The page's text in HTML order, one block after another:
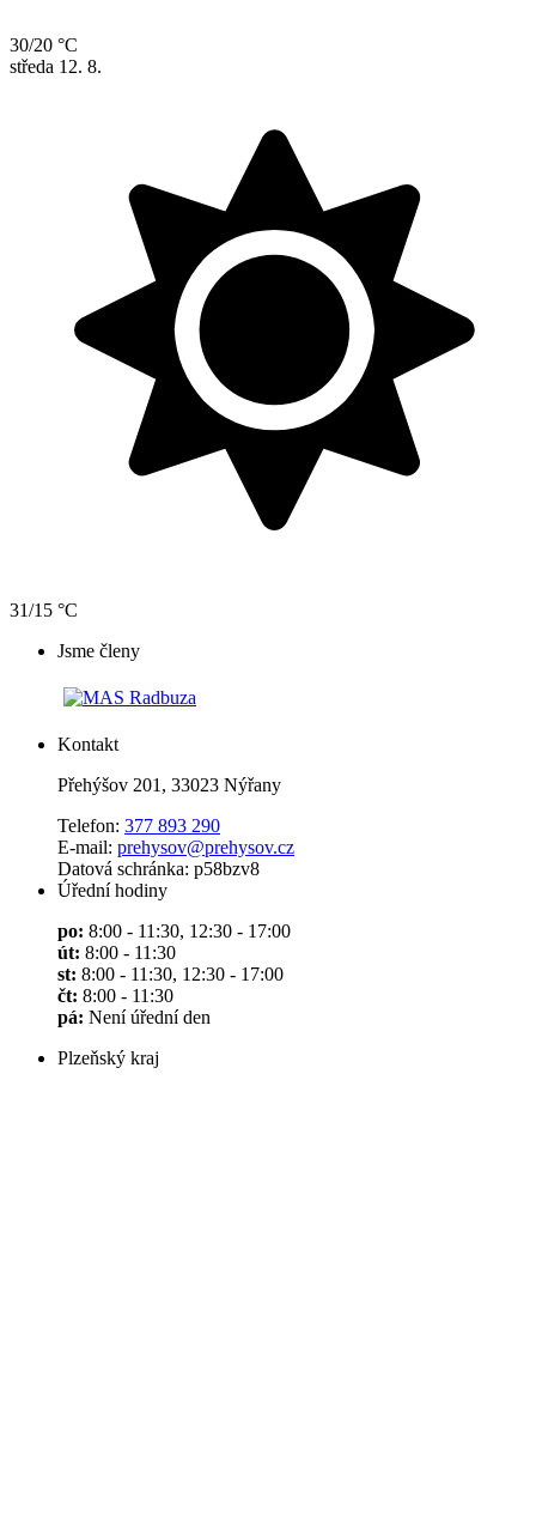
30/20 °C
středa 12. 8.
31/15 °C
Jsme členy
Kontakt
Přehýšov 201, 33023 Nýřany
Telefon: 377 893 290
E-mail: prehysov@prehysov.cz
Datová schránka: p58bzv8
Úřední hodiny
po: 8:00 - 11:30, 12:30 - 17:00
út: 8:00 - 11:30
st: 8:00 - 11:30, 12:30 - 17:00
čt: 8:00 - 11:30
pá: Není úřední den
Plzeňský kraj